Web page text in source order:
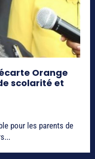
Orange
scolarité et
pour les parents de